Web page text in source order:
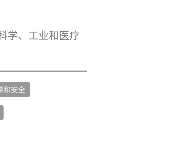
学、工业和医疗
和安全